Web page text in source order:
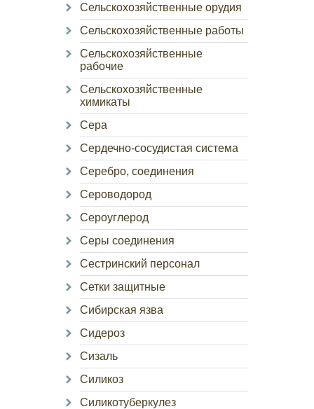
Сельскохозяйственные орудия
Сельскохозяйственные работы
Сельскохозяйственные
рабочие
Сельскохозяйственные
химикаты
Сера
Сердечно-сосудистая система
Серебро, соединения
Сероводород
Сероуглерод
Серы соединения
Сестринский персонал
Сетки защитные
Сибирская язва
Сидероз
Сизаль
Силикоз
Силикотуберкулез